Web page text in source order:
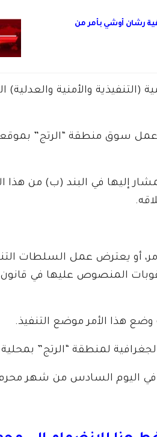
رشان أوشي بأمر من
(التنفيذية والأمنية
سوق منطقة “الرتج”
إليها في البند (ب) من هذا
أو يعترض عمل السلطات
هذا الأمر موضع التنفيذ.
لمنطقة “الرتج”